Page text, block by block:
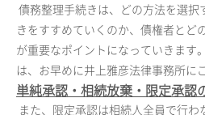
債務整理手続きは、どの方法を選
きをすすめていくのか、債権者とど
が重要なポイントになっていきます
は、お早めに井上雅彦法律事務所に
単純承認・相続放棄・限定承認
また、限定承認は相続人全員で行